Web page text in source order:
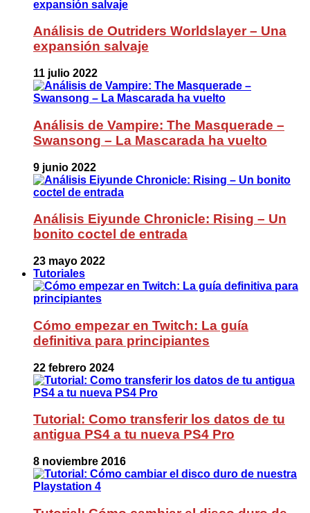
Análisis de Outriders Worldslayer – Una
expansión salvaje
11 julio 2022
Análisis de Vampire: The Masquerade –
Swansong – La Mascarada ha vuelto
9 junio 2022
Análisis Eiyunde Chronicle: Rising – Un
bonito coctel de entrada
23 mayo 2022
Tutoriales
Cómo empezar en Twitch: La guía
definitiva para principiantes
22 febrero 2024
Tutorial: Como transferir los datos de tu
antigua PS4 a tu nueva PS4 Pro
8 noviembre 2016